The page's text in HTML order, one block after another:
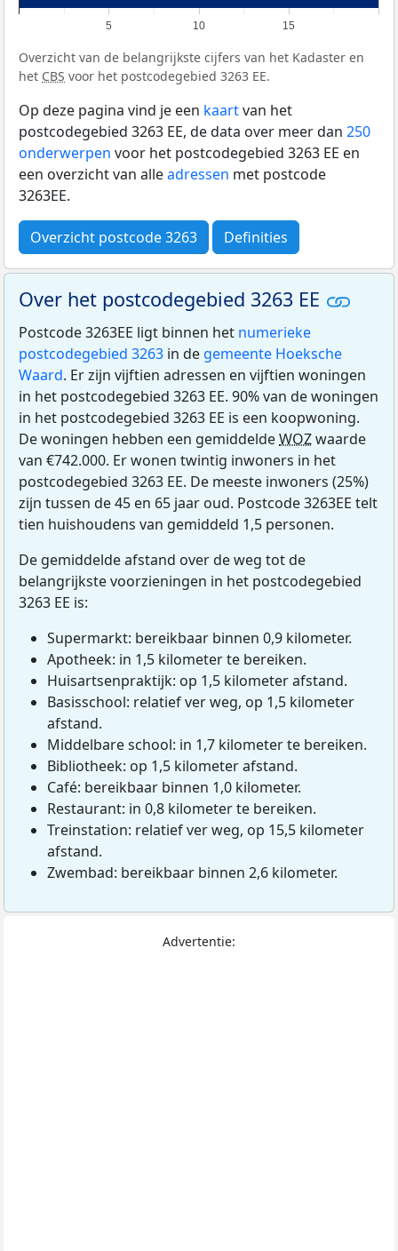
5 10 15
Overzicht van de belangrijkste cijfers van het Kadaster en
het CBS voor het postcodegebied 3263 EE.
Op deze pagina vind je een kaartvan het
postcodegebied 3263 EE, de data over meer dan 250
onderwerpen voor het postcodegebied 3263 EE en
een overzicht van alleadressen met postcode
3263EE.
Overzicht postcode 3263 Definities
Over het postcodegebied 3263 EE
Postcode 3263EE ligt binnen het numerieke
postcodegebied 3263 in de gemeente Hoeksche
Waard. Er zijn vijftien adressen en vijftien woningen
in het postcodegebied 3263 EE. 90% van de woningen
in het postcodegebied 3263 EE is een koopwoning.
De woningen hebben een gemiddeldeWOZwaarde
van €742.000. Er wonen twintig inwoners in het
postcodegebied 3263 EE. De meeste inwoners (25%)
zijn tussen de 45 en 65 jaar oud. Postcode 3263EE telt
tien huishoudens van gemiddeld 1,5 personen.
De gemiddelde afstand over de weg tot de
belangrijkste voorzieningen in het postcodegebied
3263 EE is:
Supermarkt: bereikbaar binnen 0,9 kilometer.
Apotheek: in 1,5 kilometer te bereiken.
Huisartsenpraktijk: op 1,5 kilometer afstand.
Basisschool: relatief ver weg, op 1,5 kilometer
afstand.
Middelbare school: in 1,7 kilometer te bereiken.
Bibliotheek: op 1,5 kilometer afstand.
Café: bereikbaar binnen 1,0 kilometer.
Restaurant: in 0,8 kilometer te bereiken.
Treinstation: relatief ver weg, op 15,5 kilometer
afstand.
Zwembad: bereikbaar binnen 2,6 kilometer.
Advertentie: